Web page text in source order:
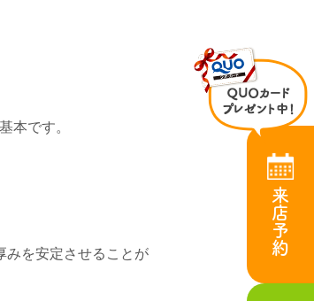
来店予約
本です。
みを安定させることが